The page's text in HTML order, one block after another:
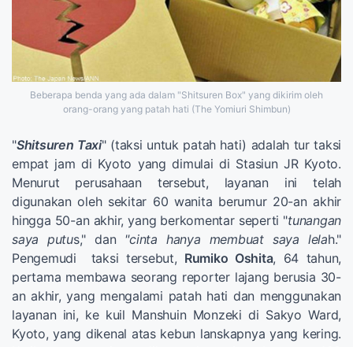
Beberapa benda yang ada dalam "Shitsuren Box" yang dikirim oleh
orang-orang yang patah hati (The Yomiuri Shimbun)
"Shitsuren Taxi" (taksi untuk patah hati) adalah tur taksi
empat jam di Kyoto yang dimulai di Stasiun JR Kyoto.
Menurut perusahaan tersebut, layanan ini telah
digunakan oleh sekitar 60 wanita berumur 20-an akhir
hingga 50-an akhir, yang berkomentar seperti "tunangan
saya putus," dan "cinta hanya membuat saya lelah."
Pengemudi taksi tersebut, Rumiko Oshita, 64 tahun,
pertama membawa seorang reporter lajang berusia 30-
an akhir, yang mengalami patah hati dan menggunakan
layanan ini, ke kuil Manshuin Monzeki di Sakyo Ward,
Kyoto, yang dikenal atas kebun lanskapnya yang kering.